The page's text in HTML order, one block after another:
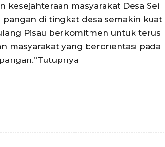
kesejahteraan masyarakat Desa Sei
di tingkat desa semakin kuat
Pisau berkomitmen untuk terus
masyarakat yang berorientasi pada